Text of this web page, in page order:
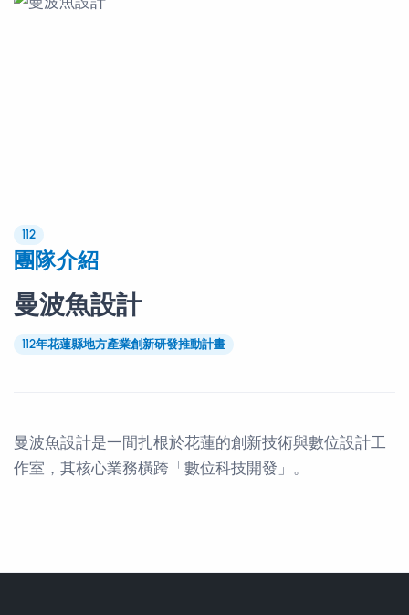
112
團隊介紹
曼波魚設計
112年花蓮縣地方產業創新研發推動計畫
曼波魚設計是一間扎根於花蓮的創新技術與數位設計工
作室，其核心業務橫跨「數位科技開發」。